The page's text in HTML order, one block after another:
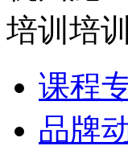
培训培
课程
品牌